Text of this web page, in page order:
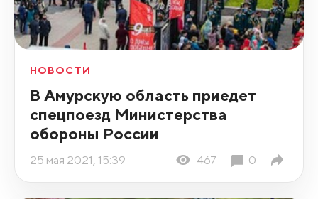
НОВОСТИ
В Амурскую область приедет
спецпоезд Министерства
обороны России
25 мая 2021, 15:39 467 0